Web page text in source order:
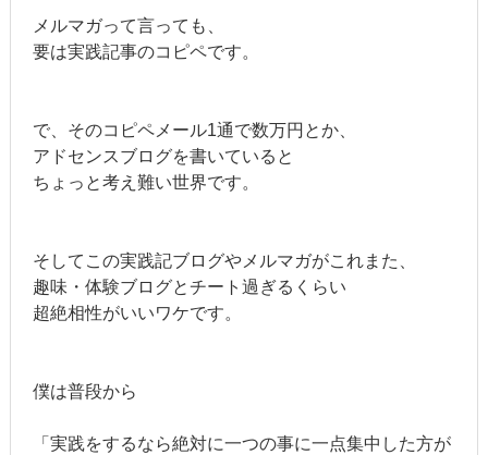
メルマガって言っても、
要は実践記事のコピペです。
で、そのコピペメール1通で数万円とか、
アドセンスブログを書いていると
ちょっと考え難い世界です。
そしてこの実践記ブログやメルマガがこれまた、
趣味・体験ブログとチート過ぎるくらい
超絶相性がいいワケです。
僕は普段から
「実践をするなら絶対に一つの事に一点集中した方が